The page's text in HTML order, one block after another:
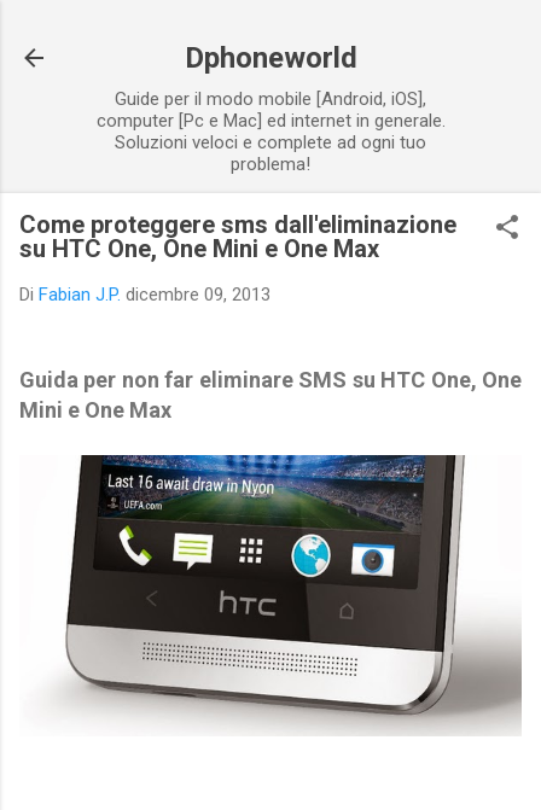
Dphoneworld
Guide per il modo mobile [Android, iOS],
computer [Pc e Mac] ed internet in generale.
Soluzioni veloci e complete ad ogni tuo
problema!
Come proteggere sms dall'eliminazione
su HTC One, One Mini e One Max
Di Fabian J.P. dicembre 09, 2013
Guida per non far eliminare SMS su HTC One, One
Mini e One Max